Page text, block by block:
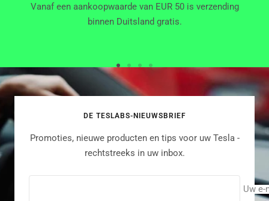
Vanaf een aankoopwaarde van EUR 50 is verzending
binnen Duitsland gratis.
naar
1
naar
2
naar
3
Ga
4
DE TESLABS-NIEUWSBRIEF
Promoties, nieuwe producten en tips voor uw Tesla -
rechtstreeks in uw inbox.
Uw e-